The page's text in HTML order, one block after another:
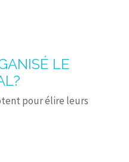
LE
pour élire leurs